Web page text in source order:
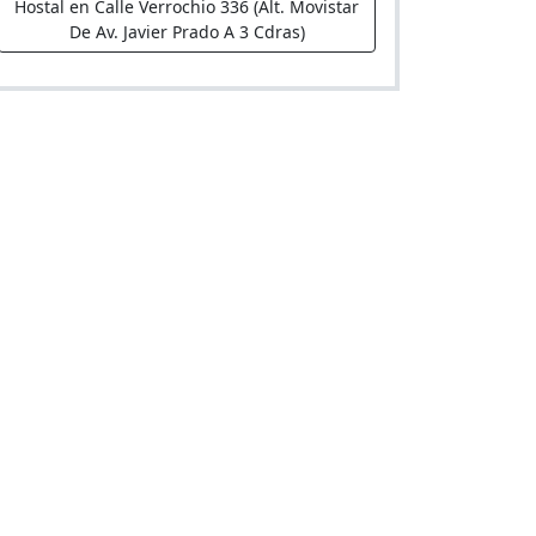
Hostal en Calle Verrochio 336 (Alt. Movistar
De Av. Javier Prado A 3 Cdras)
El Loco